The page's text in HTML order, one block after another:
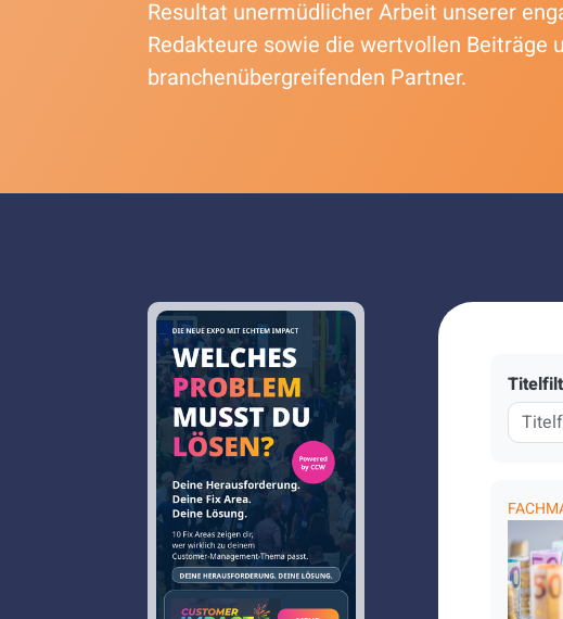
Resultat unermüdlicher Arbeit unserer
Redakteure sowie die wertvollen Beiträge
branchenübergreifenden Partner.